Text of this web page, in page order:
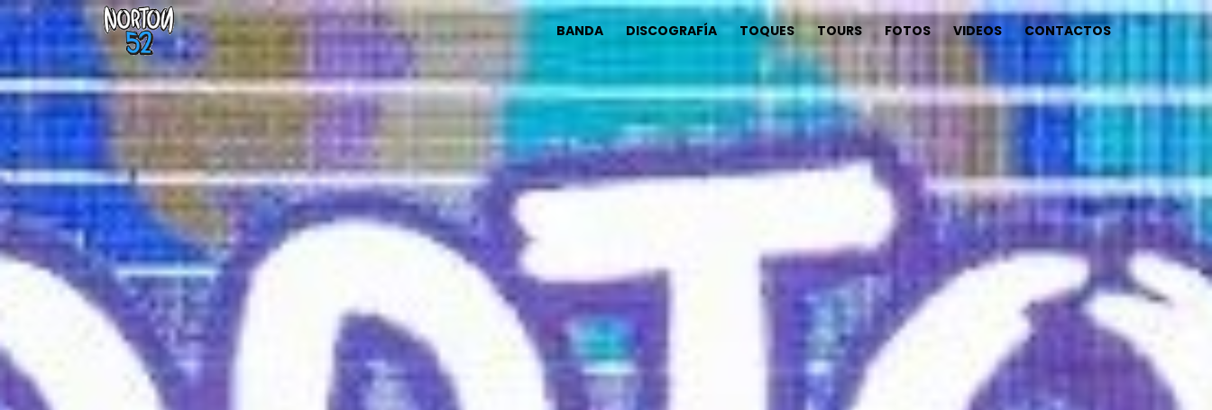
BANDA DISCOGRAFÍA TOQUES TOURS FOTOS VIDEOS CONTACTOS